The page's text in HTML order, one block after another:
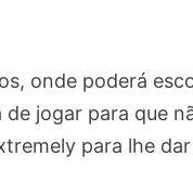
onde poderá
jogar para que
para lhe